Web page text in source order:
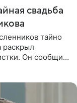
свадьба
тайно
раскрыл
Он сообщил,